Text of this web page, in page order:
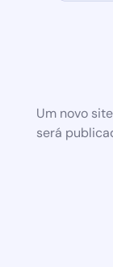
Um novo
será